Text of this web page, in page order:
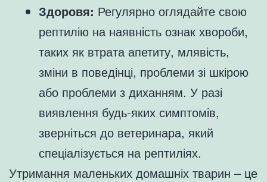
Здоровя: Регулярно оглядайте свою
рептилію на наявність ознак хвороби,
таких як втрата апетиту, млявість,
зміни в поведінці, проблеми зі шкірою
або проблеми з диханням. У разі
виявлення будь-яких симптомів,
зверніться до ветеринара, який
спеціалізується на рептиліях.
Утримання маленьких домашніх тварин – це